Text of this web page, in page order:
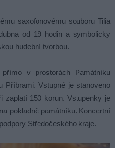
saxofonovému souboru Tilia
od 19 hodin a symbolicky
hudební tvorbou.
v prostorách Památníku
Příbrami. Vstupné je stanoveno
zaplatí 150 korun. Vstupenky je
pokladně památníku. Koncertní
Středočeského kraje.